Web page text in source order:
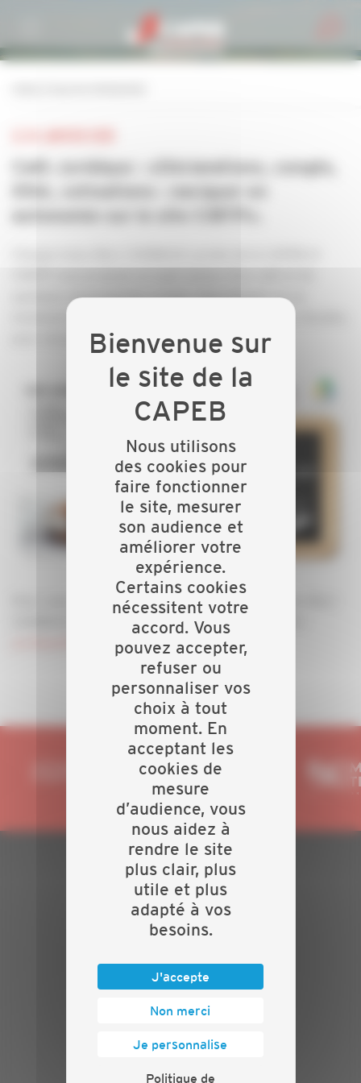
quelques viennoiseries. Le but : Vous donner en un
pour vos entreprises.
Pour vous inscrire, merci de prendre contact avec Marc
CHOBAUX, juriste au 03 25 76 27 80 ou par email :
juridique@capeb.fr
PLAN DU SITE
Actualités
Evénements
Nos batailles
Nos services
Contact
INFORMATIONS
Nous utilisons
des cookies pour
faire fonctionner
le site, mesurer
son audience et
améliorer votre
expérience.
Certains cookies
nécessitent votre
accord. Vous
pouvez accepter,
refuser ou
personnaliser vos
choix à tout
moment. En
acceptant les
cookies de
mesure
d’audience, vous
nous aidez à
rendre le site
plus clair, plus
utile et plus
adapté à vos
besoins.
J'accepte
Non merci
Je personnalise
Politique de